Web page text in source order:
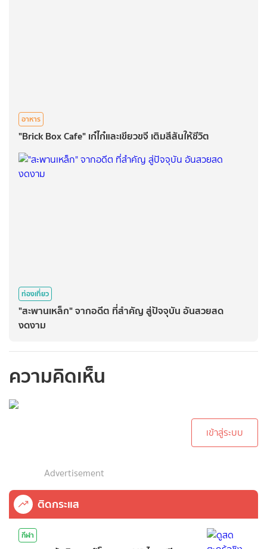
อาหาร
"Brick Box Cafe" เก๋ไก๋และเขียวขจี เติมสีสันให้ชีวิต
ท่องเที่ยว
"สะพานเหล็ก" จากอดีต ที่สำคัญ สู่ปัจจุบัน อันสวยสด
งดงาม
ความคิดเห็น
เข้าสู่ระบบ
Advertisement
ติดกระแส
กีฬา